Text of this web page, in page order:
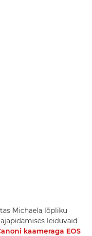
Michaela lõpliku
leiduvaid
kaameraga EOS